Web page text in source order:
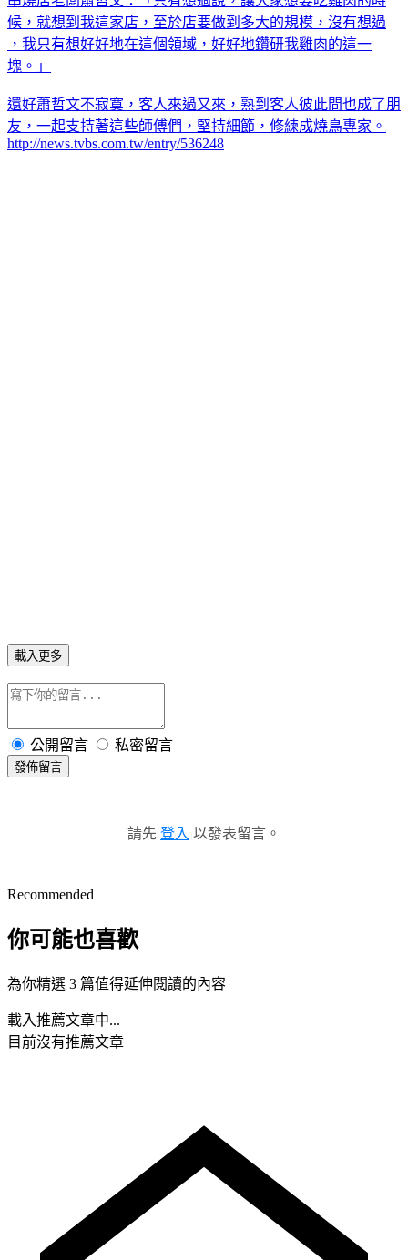
候，就想到我這家店，至於店要做到多大的規模，沒有想過
，我只有想好好地在這個領域，好好地鑽研我雞肉的這一
塊。」
還好蕭哲文不寂寞，客人來過又來，熟到客人彼此間也成了朋
友，一起支持著這些師傅們，堅持細節，修練成燒鳥專家。
http://news.tvbs.com.tw/entry/536248
載入更多
公開留言 私密留言
發佈留言
請先 登入 以發表留言。
Recommended
你可能也喜歡
為你精選 3 篇值得延伸閱讀的內容
載入推薦文章中...
目前沒有推薦文章